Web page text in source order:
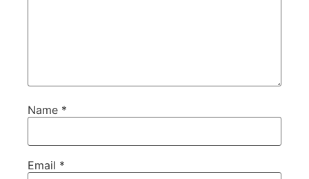
Name *
Email *